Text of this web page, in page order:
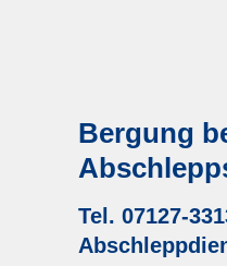
Bergung
Tel. 07127-